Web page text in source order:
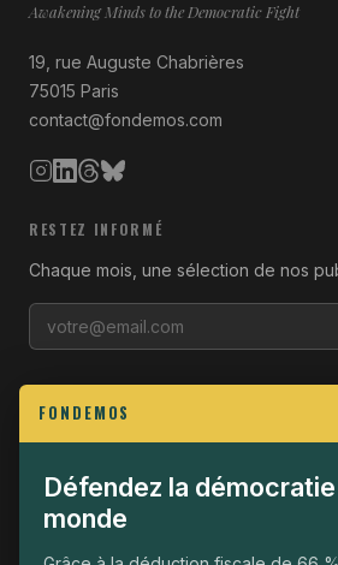
Awakening Minds to the Democratic Fight
19, rue Auguste Chabrières
75015 Paris
contact@fondemos.com
RESTEZ INFORMÉ
Chaque mois, une sélection de nos
Qui sommes-nous
Join the Fight
Opérationnel
FONDEMOS
Défendez la
monde